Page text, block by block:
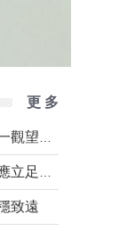
更 多
致遠